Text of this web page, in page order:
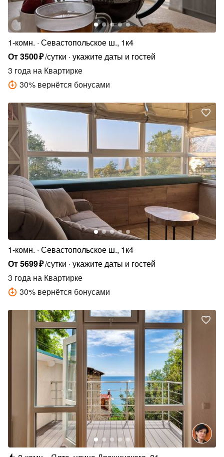
1-комн. Севастопольское ш., 1к4
От3500₽/сутки укажите даты и гостей
3 года на Квартирке
30% вернётся бонусами
1-комн. Севастопольское ш., 1к4
От5699₽/сутки укажите даты и гостей
3 года на Квартирке
30% вернётся бонусами